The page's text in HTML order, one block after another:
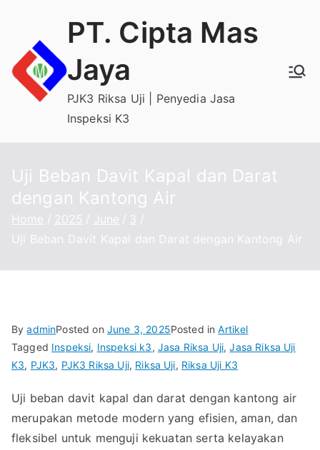
content
PT. Cipta Mas
Jaya
PJK3 Riksa Uji | Penyedia Jasa
Inspeksi K3
Uji Beban Davit Kapal dan Darat
dengan Kantong Air
Home 2025 June
3
Uji Beban Davit Kapal dan Darat dengan Kantong Air
ByadminPosted on June 3, 2025Posted inArtikel
Tagged Inspeksi, Inspeksi k3, Jasa Riksa Uji,Jasa Riksa Uji
K3, PJK3, PJK3 Riksa Uji, Riksa Uji, Riksa Uji K3
Uji beban davit kapal dan darat dengan kantong air
merupakan metode modern yang efisien, aman, dan
fleksibel untuk menguji kekuatan serta kelayakan